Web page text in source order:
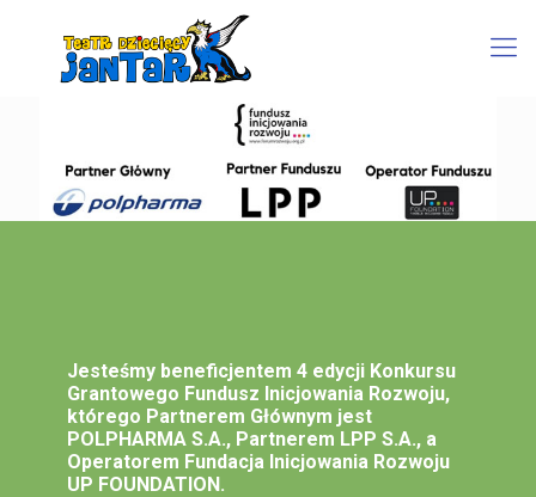
Jesteśmy beneficjentem 4 edycji Konkursu
Grantowego Fundusz Inicjowania Rozwoju,
którego Partnerem Głównym jest
POLPHARMA S.A., Partnerem LPP S.A., a
Operatorem Fundacja Inicjowania Rozwoju
UP FOUNDATION.